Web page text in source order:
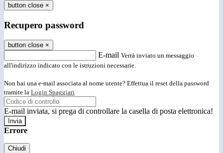
button close ×
Recupero password
button close ×
E-mail Verrà inviato un messaggio
all'indirizzo indicato con le istruzioni necessarie.
Non hai una e-mail associata al nome utente? Effettua il reset della password
tramite la Login Spaggiari
E-mail inviata, si prega di controllare la casella di posta elettronica!
Errore
Chiudi